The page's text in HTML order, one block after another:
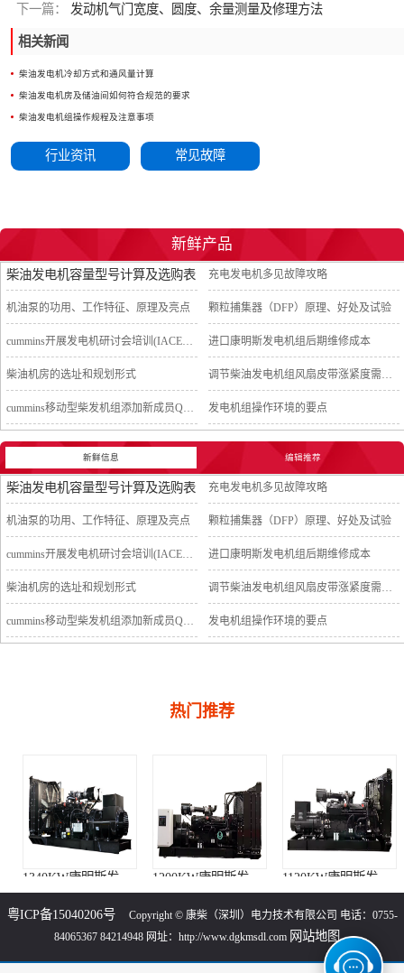
下一篇：
发动机气门宽度、圆度、余量测量及修理方法
相关新闻
柴油发电机冷却方式和通风量计算
柴油发电机房及储油间如何符合规范的要求
柴油发电机组操作规程及注意事项
行业资讯 常见故障
新鲜产品
柴油发电机容量型号计算及选购表 充电发电机多见故障攻略
机油泵的功用、工作特征、原理及亮点 颗粒捕集器（DFP）原理、好处及试验
cummins开展发电机研讨会培训(IACET)认证工作 进口康明斯发电机组后期维修成本
柴油机房的选址和规划形式 调节柴油发电机组风扇皮带涨紧度需要注意哪些
cummins移动型柴发机组添加新成员QSB5-G11系列 发电机组操作环境的要点
新鲜信息 编辑推荐
柴油发电机容量型号计算及选购表 充电发电机多见故障攻略
机油泵的功用、工作特征、原理及亮点 颗粒捕集器（DFP）原理、好处及试验
cummins开展发电机研讨会培训(IACET)认证工作 进口康明斯发电机组后期维修成本
柴油机房的选址和规划形式 调节柴油发电机组风扇皮带涨紧度需要注意哪些
cummins移动型柴发机组添加新成员QSB5-G11系列 发电机组操作环境的要点
热门推荐
1340KW康明斯发电机组（KTA50-GS8柴油机） 1200KW康明斯发电机组（KTA50-G8柴油机） 1120KW康明斯发电机组（KTA50-G3柴油机）
粤ICP备15040206号
Copyright © 康柴（深圳）电力技术有限公司 电话：0755-
84065367 84214948 网址：http://www.dgkmsdl.com 网站地图